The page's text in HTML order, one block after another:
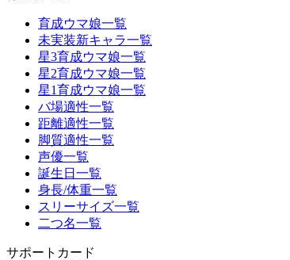
育成ウマ娘一覧
未実装新キャラ一覧
星3育成ウマ娘一覧
星2育成ウマ娘一覧
星1育成ウマ娘一覧
バ場適性一覧
距離適性一覧
脚質適性一覧
声優一覧
誕生日一覧
身長/体重一覧
スリーサイズ一覧
二つ名一覧
サポートカード